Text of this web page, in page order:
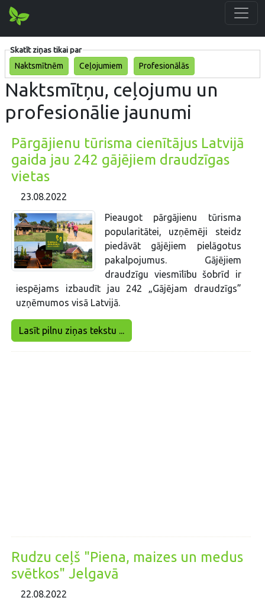
Skatīt ziņas tikai par
Naktsmītnēm
Ceļojumiem Profesionālās
Naktsmītņu, ceļojumu un
profesionālie jaunumi
Pārgājienu tūrisma cienītājus Latvijā
gaida jau 242 gājējiem draudzīgas
vietas
23.08.2022
Pieaugot pārgājienu tūrisma
popularitātei, uzņēmēji steidz
piedāvāt gājējiem pielāgotus
pakalpojumus. Gājējiem
draudzīgu viesmīlību šobrīd ir
iespējams izbaudīt jau 242 „Gājējam draudzīgs”
uzņēmumos visā Latvijā.
Lasīt pilnu ziņas tekstu ...
Rudzu ceļš "Piena, maizes un medus
svētkos" Jelgavā
22.08.2022